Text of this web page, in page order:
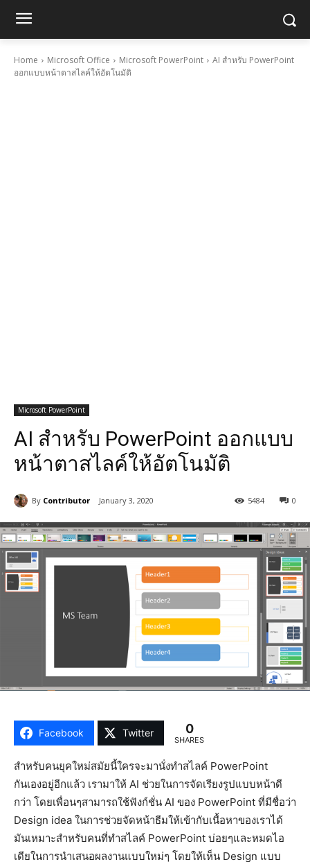
Home Microsoft Office Microsoft PowerPoint
AI สำหรับ PowerPoint
ออกแบบหน้าตาสไลค์ให้อัตโนมัติ
Microsoft PowerPoint
AI สำหรับ PowerPoint ออกแบบ
หน้าตาสไลค์ให้อัตโนมัติ
By Contributor January 3, 2020 0
5484
Facebook Twitter 0
SHARES
สำหรับคนยุคใหม่สมัยนี้ใครจะมานั่งทำสไลค์ PowerPoint
กันเองอยู่อีกแล้ว เรามาให้ AI ช่วยในการจัดเรียงรูปแบบหน้าดี
กว่า โดยเพื่อนๆสามารถใช้ฟังก์ชั่น AI ของ PowerPoint ที่มีชื่อว่า
Design idea ในการช่วยจัดหน้าธีมให้เข้ากับเนื้อหาของเราได้
มันเหมาะสำหรับคนที่ทำสไลค์ PowerPoint บ่อยๆและหมดไอ
เดียในการนำเสนอผลงานแบบใหม่ๆ โดยให้เห็น Design แบบ